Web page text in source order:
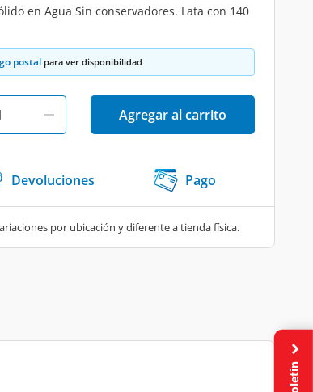
en Agua Sin conservadores. Lata con 140
postal para ver disponibilidad
Agregar al carrito
Devoluciones Pago
por ubicación y diferente a tienda física.
Boletín